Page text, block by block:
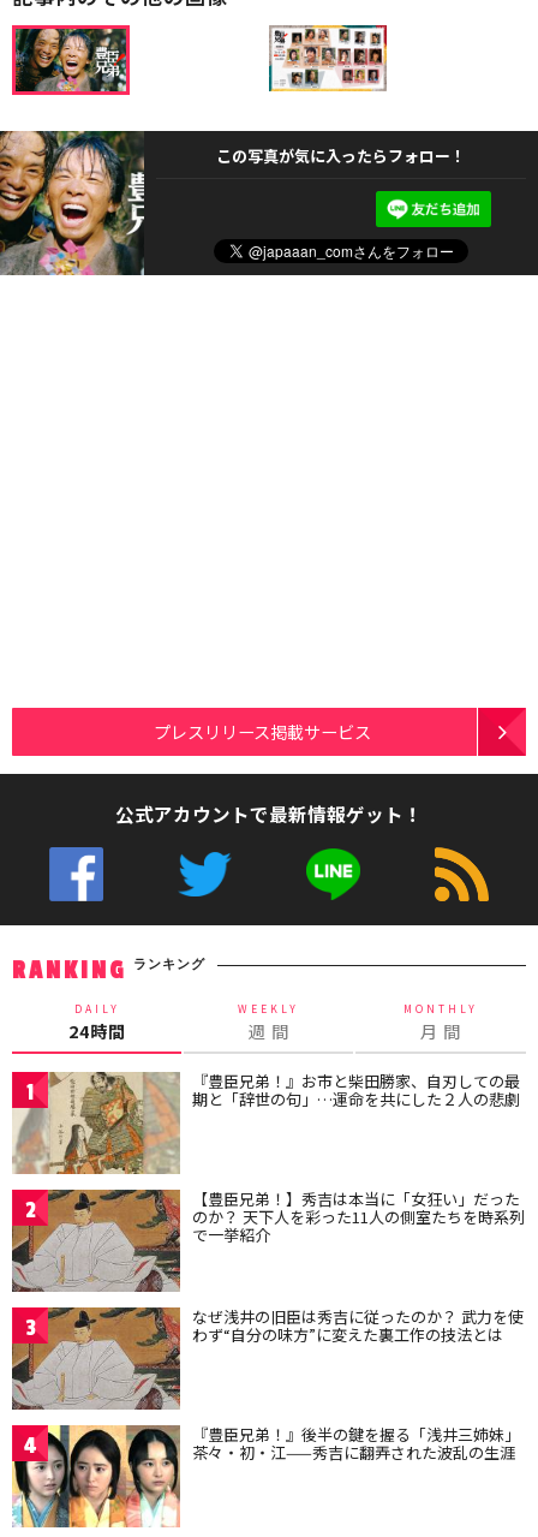
この写真が気に入ったらフォロー！
プレスリリース掲載サービス
公式アカウントで最新情報ゲット！
RANKING ランキング
DAILY
24時間
WEEKLY
週 間
MONTHLY
月 間
1 『豊臣兄弟！』お市と柴田勝家、自刃しての最
期と「辞世の句」…運命を共にした２人の悲劇
2 【豊臣兄弟！】秀吉は本当に「女狂い」だった
のか？ 天下人を彩った11人の側室たちを時系列
で一挙紹介
3 なぜ浅井の旧臣は秀吉に従ったのか？ 武力を使
わず“自分の味方”に変えた裏工作の技法とは
4 『豊臣兄弟！』後半の鍵を握る「浅井三姉妹」
茶々・初・江——秀吉に翻弄された波乱の生涯